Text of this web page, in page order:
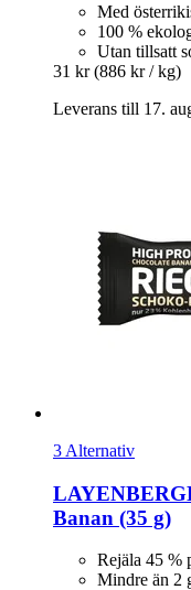
Med
100 %
Utan tillsatt
31 kr (886 kr / kg)
Leverans till 17.
3 Alternativ
Banan (35 g)
Rejäla 45 %
Mindre än 2